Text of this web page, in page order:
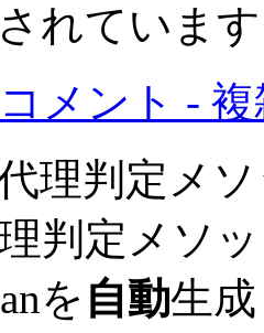
れていま
メント -
理判定メ
判定メソ
を 自動生